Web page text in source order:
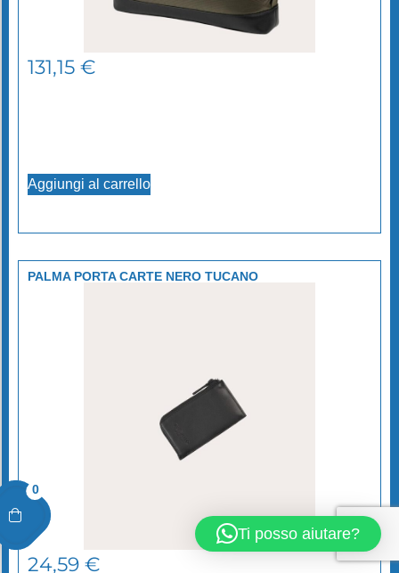
0
131,15 €
Aggiungi al carrello
PALMA PORTA CARTE NERO TUCANO
24,59 €
Ti posso aiutare?